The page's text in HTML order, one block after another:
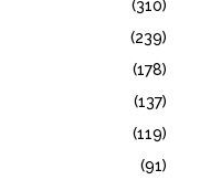
(310)
(239)
(178)
(137)
(119)
(91)